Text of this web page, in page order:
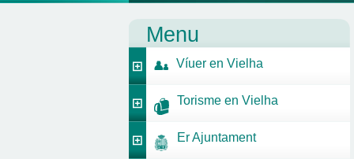
Menu
Víuer en Vielha
Torisme en Vielha
Er Ajuntament